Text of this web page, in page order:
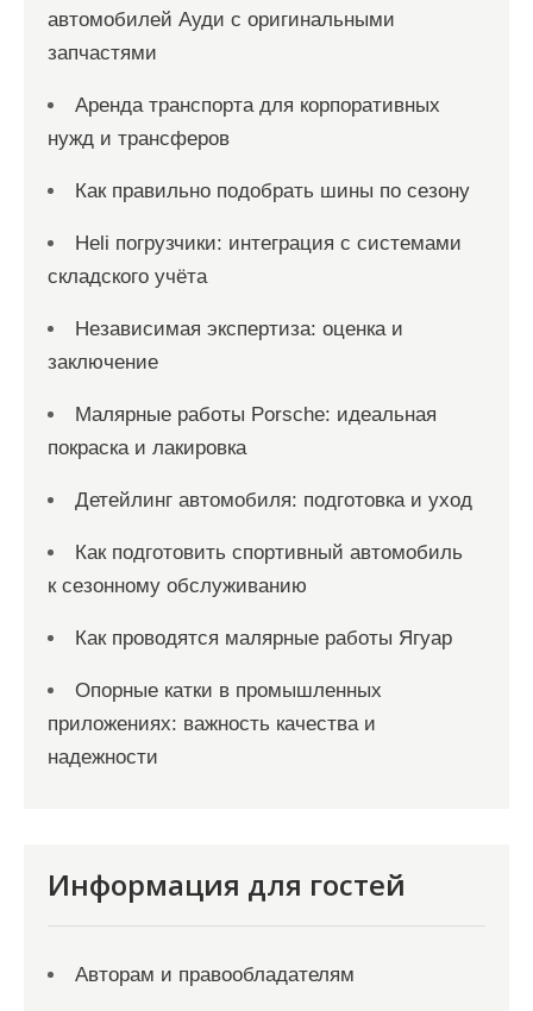
автомобилей Ауди с оригинальными
запчастями
Аренда транспорта для корпоративных
нужд и трансферов
Как правильно подобрать шины по сезону
Heli погрузчики: интеграция с системами
складского учёта
Независимая экспертиза: оценка и
заключение
Малярные работы Porsche: идеальная
покраска и лакировка
Детейлинг автомобиля: подготовка и уход
Как подготовить спортивный автомобиль
к сезонному обслуживанию
Как проводятся малярные работы Ягуар
Опорные катки в промышленных
приложениях: важность качества и
надежности
Информация для гостей
Авторам и правообладателям